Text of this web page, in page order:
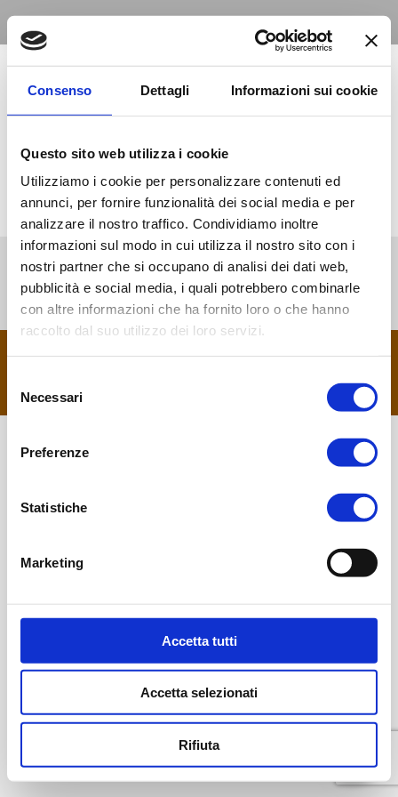
Consenso Dettagli Informazioni sui cookie
Questo sito web utilizza i cookie
Utilizziamo i cookie per personalizzare contenuti ed
annunci, per fornire funzionalità dei social media e per
analizzare il nostro traffico. Condividiamo inoltre
informazioni sul modo in cui utilizza il nostro sito con i
nostri partner che si occupano di analisi dei dati web,
pubblicità e social media, i quali potrebbero combinarle
con altre informazioni che ha fornito loro o che hanno
raccolto dal suo utilizzo dei loro servizi.
delNecessari
Preferenze
Statistiche
Marketing
Accetta tutti
Accetta selezionati
Rifiuta
135180 rilasciata dalla Regione Lazio - IT13345691003